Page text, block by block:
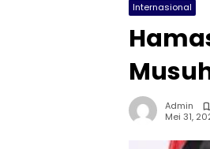
Internasional
Admin
Mei 31,